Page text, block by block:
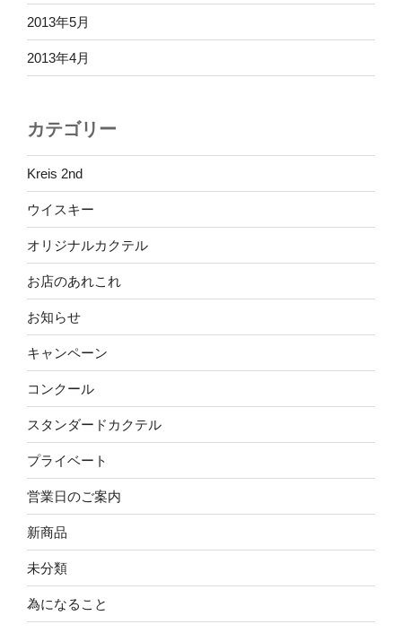
2013年5月
2013年4月
カテゴリー
Kreis 2nd
ウイスキー
オリジナルカクテル
お店のあれこれ
お知らせ
キャンペーン
コンクール
スタンダードカクテル
プライベート
営業日のご案内
新商品
未分類
為になること